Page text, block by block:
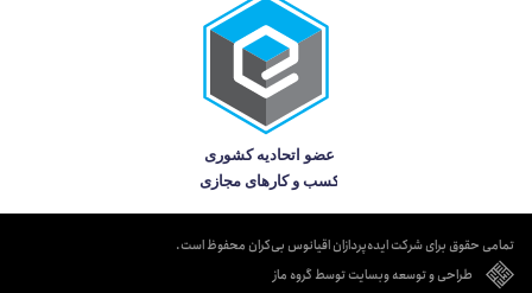
تمامی حقوق برای شرکت ایده‌پردازان اقیانوس بی‌کران محفوظ است.
طراحی و توسعه وبسایت توسط گروه ماز